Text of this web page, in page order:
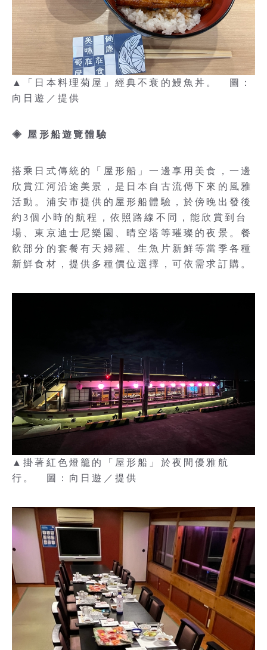
▲「日本料理菊屋」經典不衰的鰻魚丼。 圖：
向日遊／提供
◈ 屋形船遊覽體驗
搭乘日式傳統的「屋形船」一邊享用美食，一邊
欣賞江河沿途美景，是日本自古流傳下來的風雅
活動。浦安市提供的屋形船體驗，於傍晚出發後
約3個小時的航程，依照路線不同，能欣賞到台
場、東京迪士尼樂園、晴空塔等璀璨的夜景。餐
飲部分的套餐有天婦羅、生魚片新鮮等當季各種
新鮮食材，提供多種價位選擇，可依需求訂購。
▲掛著紅色燈籠的「屋形船」於夜間優雅航
行。 圖：向日遊／提供